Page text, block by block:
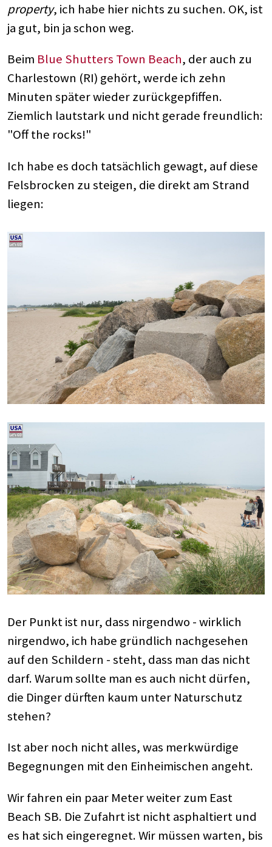
property, ich habe hier nichts zu suchen. OK, ist
ja gut, bin ja schon weg.
Beim Blue Shutters Town Beach, der auch zu
Charlestown (RI) gehört, werde ich zehn
Minuten später wieder zurückgepfiffen.
Ziemlich lautstark und nicht gerade freundlich:
"Off the rocks!"
Ich habe es doch tatsächlich gewagt, auf diese
Felsbrocken zu steigen, die direkt am Strand
liegen:
Der Punkt ist nur, dass nirgendwo - wirklich
nirgendwo, ich habe gründlich nachgesehen
auf den Schildern - steht, dass man das nicht
darf. Warum sollte man es auch nicht dürfen,
die Dinger dürften kaum unter Naturschutz
stehen?
Ist aber noch nicht alles, was merkwürdige
Begegnungen mit den Einheimischen angeht.
Wir fahren ein paar Meter weiter zum East
Beach SB. Die Zufahrt ist nicht asphaltiert und
es hat sich eingeregnet. Wir müssen warten, bis